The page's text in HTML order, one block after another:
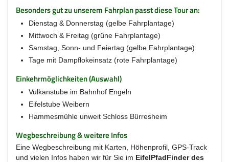
Besonders gut zu unserem Fahrplan passt diese Tour an:
Dienstag & Donnerstag (gelbe Fahrplantage)
Mittwoch & Freitag (grüne Fahrplantage)
Samstag, Sonn- und Feiertag (gelbe Fahrplantage)
Tage mit Dampflokeinsatz (rote Fahrplantage)
Einkehrmöglichkeiten (Auswahl)
Vulkanstube im Bahnhof Engeln
Eifelstube Weibern
Hammesmühle unweit Schloss Bürresheim
Wegbeschreibung & weitere Infos
Eine Wegbeschreibung mit Karten, Höhenprofil, GPS-Track
und vielen Infos haben wir für Sie im EifelPfadFinder des